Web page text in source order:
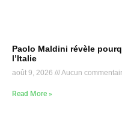
Paolo Maldini révèle
l’Italie
août 9, 2026 Aucun
Read More »